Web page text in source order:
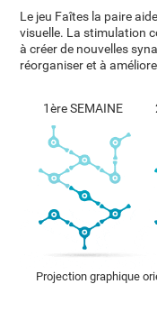
Le jeu Faîtes la paire
visuelle. La stimulation
à créer de nouvelles
réorganiser et à
1ère SEMAINE
Projection graphique